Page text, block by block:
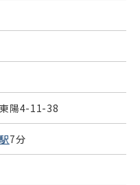
陽4-11-38
7分